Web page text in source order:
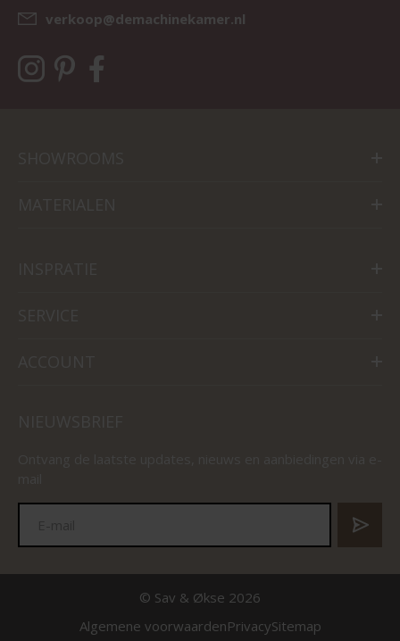
verkoop@demachinekamer.nl
© Sav & Økse 2026
Algemene voorwaardenPrivacySitemap